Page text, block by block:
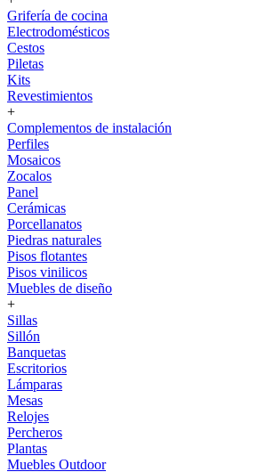
Grifería de cocina
Electrodomésticos
Cestos
Piletas
Kits
Revestimientos
+
Complementos de instalación
Perfiles
Mosaicos
Zocalos
Panel
Cerámicas
Porcellanatos
Piedras naturales
Pisos flotantes
Pisos vinilicos
Muebles de diseño
+
Sillas
Sillón
Banquetas
Escritorios
Lámparas
Mesas
Relojes
Percheros
Plantas
Muebles Outdoor